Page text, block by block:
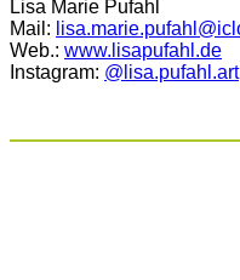
Lisa Marie Pufahl
Mail:
Web.: www.lisapufahl.de
Instagram: @lisa.pufahl.art